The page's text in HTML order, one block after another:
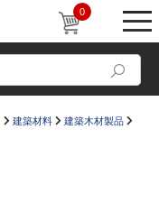
0
建築材料
建築木材製品